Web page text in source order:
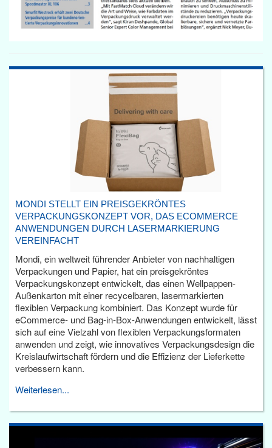
MONDI STELLT EIN PREISGEKRÖNTES
VERPACKUNGSKONZEPT VOR, DAS ECOMMERCE
ANWENDUNGEN DURCH LASERMARKIERUNG
VEREINFACHT
Mondi, ein weltweit führender Anbieter von nachhaltigen
Verpackungen und Papier, hat ein preisgekröntes
Verpackungskonzept entwickelt, das einen Wellpappen-
Außenkarton mit einer recycelbaren, lasermarkierten
flexiblen Verpackung kombiniert. Das Konzept wurde für
eCommerce- und Bag-in-Box-Anwendungen entwickelt, lässt
sich auf eine Vielzahl von flexiblen Verpackungsformaten
anwenden und zeigt, wie innovatives Verpackungsdesign die
Kreislaufwirtschaft fördern und die Effizienz der Lieferkette
verbessern kann.
Weiterlesen...